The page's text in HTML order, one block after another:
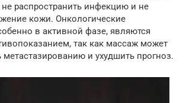
распространить инфекцию и не
кожи. Онкологические
в активной фазе, являются
так как массаж может
метастазированию и ухудшить прогноз.